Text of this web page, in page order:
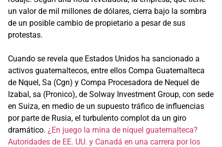
un valor de mil millones de dólares, cierra bajo la sombra
de un posible cambio de propietario a pesar de sus
protestas.
Cuando se revela que Estados Unidos ha sancionado a
activos guatemaltecos, entre ellos Compa Guatemalteca
de Nquel, Sa (Cgn) y Compa Procesadora de Nequel de
Izabal, sa (Pronico), de Solway Investment Group, con sede
en Suiza, en medio de un supuesto tráfico de influencias
por parte de Rusia, el turbulento complot da un giro
dramático. ¿En juego la mina de níquel guatemalteca?
Autoridades de EE. UU. y Canadá en una carrera por los